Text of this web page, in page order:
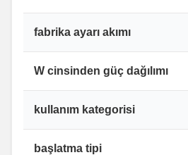
fabrika ayarı akımı
W cinsinden güç dağılımı
kullanım kategorisi
başlatma tipi